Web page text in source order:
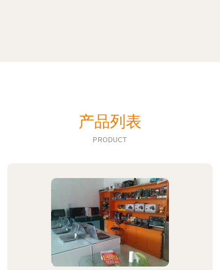
产品列表
PRODUCT